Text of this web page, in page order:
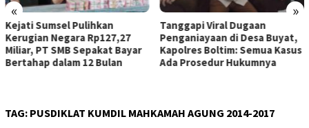
« »
Pulihkan
Rp127,27
Sepakat Bayar
12 Bulan
Tanggapi Viral Dugaan
Penganiayaan di Desa Buyat,
Kapolres Boltim: Semua Kasus
Ada Prosedur Hukumnya
Kapolri
Polri
2026
TAG: PUSDIKLAT KUMDIL MAHKAMAH AGUNG 2014-2017